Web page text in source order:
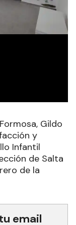
Gildo
y
Infantil
de Salta
de la
email